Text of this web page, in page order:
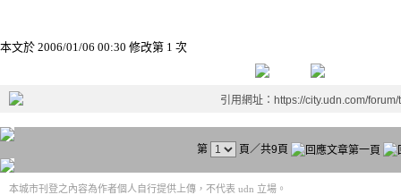
本文於 2006/01/06 00:30 修改第 1 次
引用網址：https://city.udn.com/
第 頁／共9頁
本城市刊登之內容為作者個人自行提供上傳，不代表 udn 立場。